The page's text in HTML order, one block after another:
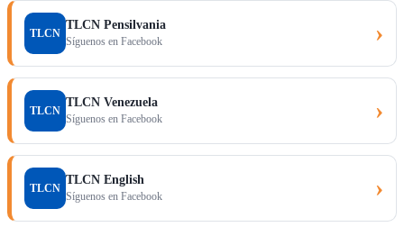
TLCN
TLCN Pensilvania
Síguenos en Facebook ›
TLCN
TLCN Venezuela
Síguenos en Facebook ›
TLCN
TLCN English
Síguenos en Facebook ›